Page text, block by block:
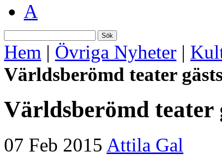
A
Sök
Hem | Övriga Nyheter |
Världsberömd teater
Världsberömd teater
07 Feb 2015 Attila Gal